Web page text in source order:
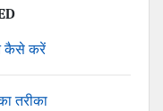
कैसे करें
तरीका